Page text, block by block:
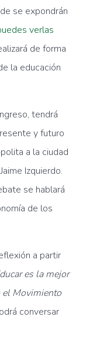
se expondrán
verlas
de forma
la educación
tendrá
y futuro
a la ciudad
Izquierdo.
se hablará
de los
a partir
es la mejor
el Movimiento
conversar